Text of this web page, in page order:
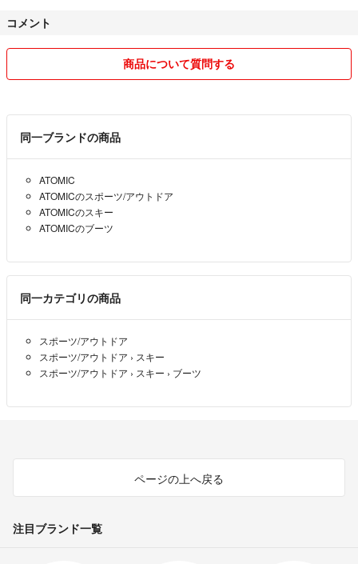
コメント
商品について質問する
同一ブランドの商品
ATOMIC
ATOMICのスポーツ/アウトドア
ATOMICのスキー
ATOMICのブーツ
同一カテゴリの商品
スポーツ/アウトドア
スポーツ/アウトドア › スキー
スポーツ/アウトドア › スキー › ブーツ
ページの上へ戻る
注目ブランド一覧